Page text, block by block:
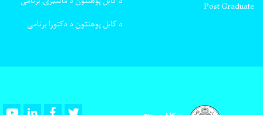
Post Graduate
د کابل پوهنتون د دکتورا برنامی
YoutubeLinkedInFacebook